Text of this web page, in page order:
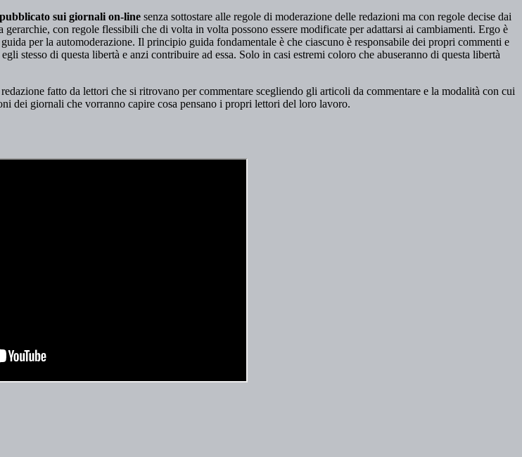
sui giornali on-line senza sottostare alle regole di moderazione delle redazioni ma con regole decise dai
con regole flessibili che di volta in volta possono essere modificate per adattarsi ai cambiamenti. Ergo è
per la automoderazione. Il principio guida fondamentale è che ciascuno è responsabile dei propri commenti e
stesso di questa libertà e anzi contribuire ad essa. Solo in casi estremi coloro che abuseranno di questa libertà
redazione fatto da lettori che si ritrovano per commentare scegliendo gli articoli da commentare e la modalità con cui
dei giornali che vorranno capire cosa pensano i propri lettori del loro lavoro.